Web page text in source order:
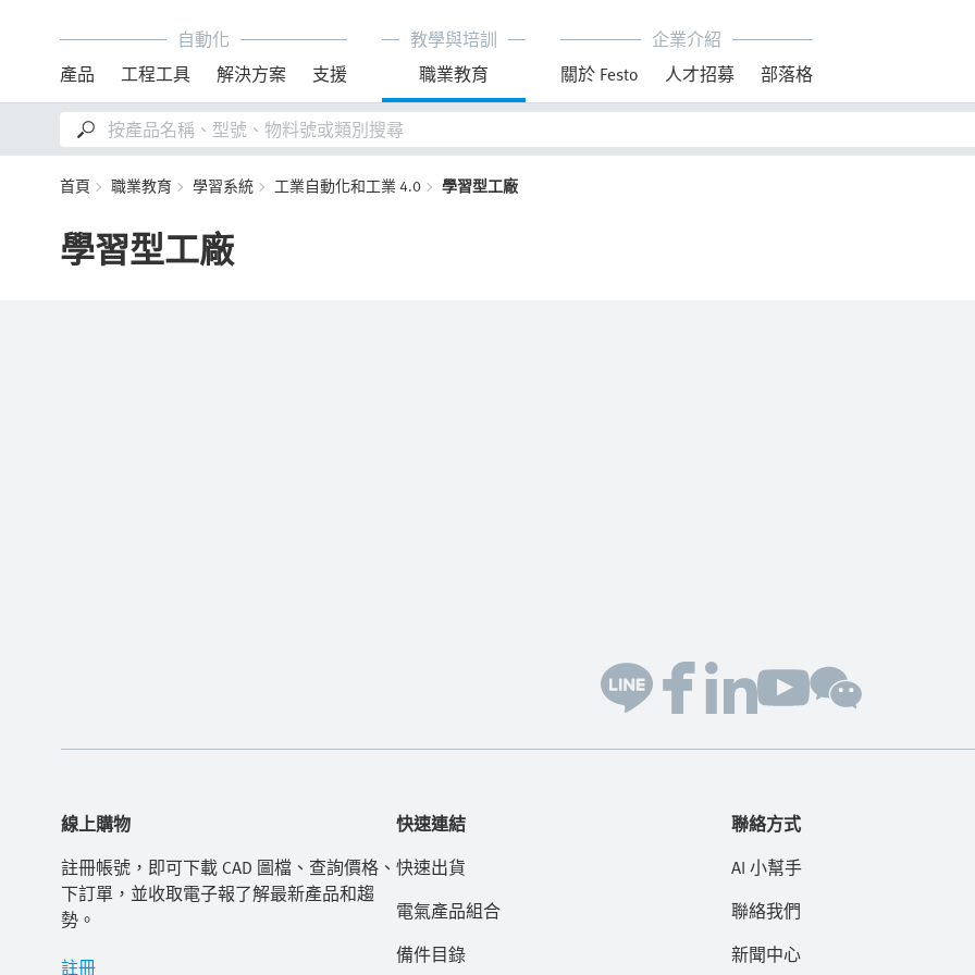
自動化
產品
工程工具 解決方案 支援
教學與培訓
職業教育
企業介紹
關於 Festo
人才招募 部落格
首頁 職業教育 學習系統 工業自動化和工業 4.0 學習型工廠
學習型工廠
線上購物
註冊帳號，即可下載 CAD 圖檔、查詢價格、
下訂單，並收取電子報了解最新產品和趨
勢。
註冊
快速連結
快速出貨
電氣產品組合
備件目錄
聯絡方式
AI 小幫手
聯絡我們
新聞中心